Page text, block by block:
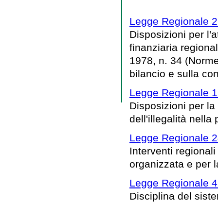
Legge Regionale
Disposizioni per
finanziaria
1978, n. 34
bilancio e sulla
Legge Regionale
Disposizioni per
dell'illegalità nella
Legge Regionale
Interventi
organizzata e per
Legge Regionale
Disciplina del